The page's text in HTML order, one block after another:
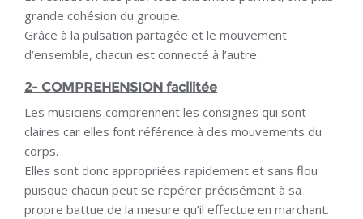
grande cohésion du groupe.
Grâce à la pulsation partagée et le mouvement
d’ensemble, chacun est connecté à l’autre.
2- COMPREHENSION facilitée
Les musiciens comprennent les consignes qui sont
claires car elles font référence à des mouvements du
corps.
Elles sont donc appropriées rapidement et sans flou
puisque chacun peut se repérer précisément à sa
propre battue de la mesure qu’il effectue en marchant.